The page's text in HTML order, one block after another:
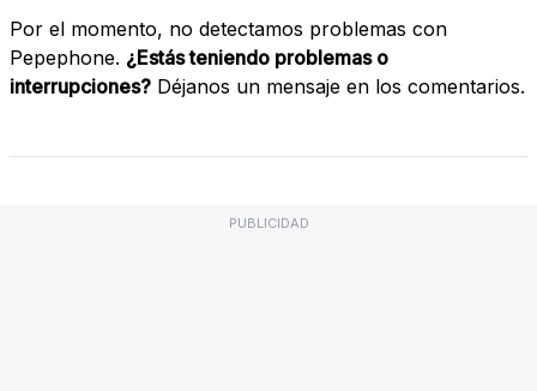
Por el momento, no detectamos problemas con
Pepephone. ¿Estás teniendo problemas o
interrupciones? Déjanos un mensaje en los comentarios.
PUBLICIDAD